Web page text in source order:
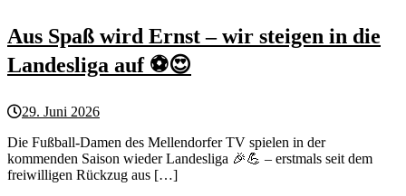
Aus Spaß wird Ernst – wir steigen in die
Landesliga auf ⚽😍
29. Juni 2026
Die Fußball-Damen des Mellendorfer TV spielen in der
kommenden Saison wieder Landesliga 🎉💪 – erstmals seit dem
freiwilligen Rückzug aus […]